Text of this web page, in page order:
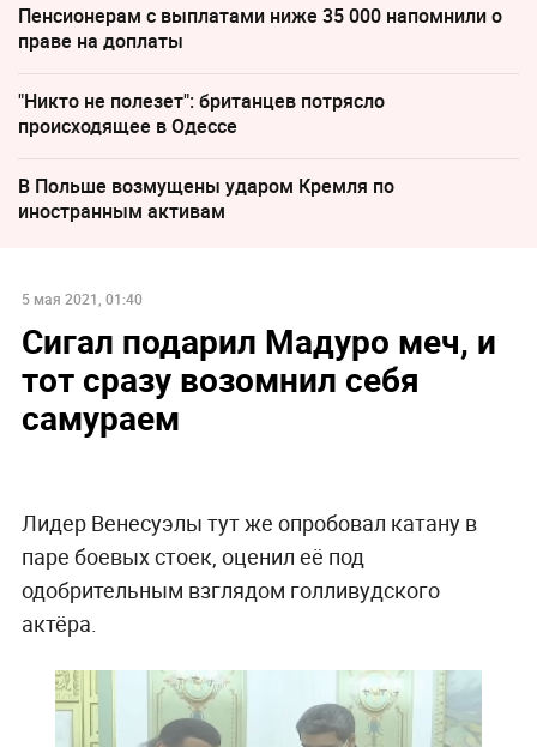
Пенсионерам с выплатами ниже 35 000 напомнили о
праве на доплаты
"Никто не полезет": британцев потрясло
происходящее в Одессе
В Польше возмущены ударом Кремля по
иностранным активам
5 мая 2021, 01:40
Сигал подарил Мадуро меч, и
тот сразу возомнил себя
самураем
Лидер Венесуэлы тут же опробовал катану в
паре боевых стоек, оценил её под
одобрительным взглядом голливудского
актёра.